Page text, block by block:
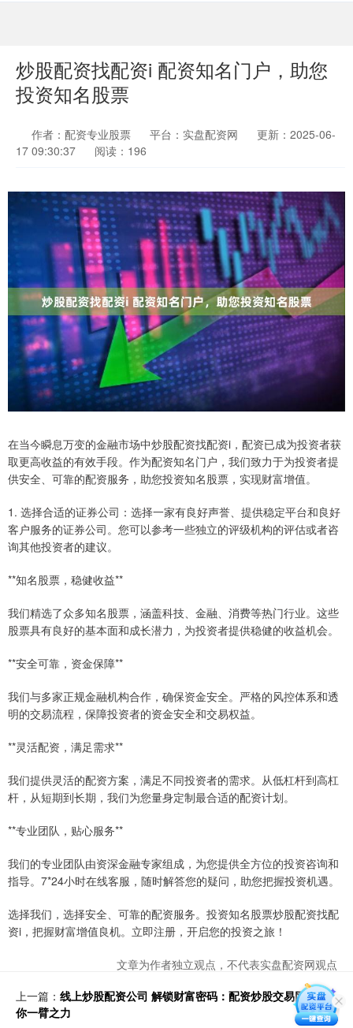
炒股配资找配资i 配资知名门户，助您
投资知名股票
作者：配资专业股票 平台：实盘配资网
更新：2025-06-
17 09:30:37
阅读：196
在当今瞬息万变的金融市场中炒股配资找配资i，配资已成为投资者获
取更高收益的有效手段。作为配资知名门户，我们致力于为投资者提
供安全、可靠的配资服务，助您投资知名股票，实现财富增值。
1. 选择合适的证券公司：选择一家有良好声誉、提供稳定平台和良好
客户服务的证券公司。您可以参考一些独立的评级机构的评估或者咨
询其他投资者的建议。
**知名股票，稳健收益**
我们精选了众多知名股票，涵盖科技、金融、消费等热门行业。这些
股票具有良好的基本面和成长潜力，为投资者提供稳健的收益机会。
**安全可靠，资金保障**
我们与多家正规金融机构合作，确保资金安全。严格的风控体系和透
明的交易流程，保障投资者的资金安全和交易权益。
**灵活配资，满足需求**
我们提供灵活的配资方案，满足不同投资者的需求。从低杠杆到高杠
杆，从短期到长期，我们为您量身定制最合适的配资计划。
**专业团队，贴心服务**
我们的专业团队由资深金融专家组成，为您提供全方位的投资咨询和
指导。7*24小时在线客服，随时解答您的疑问，助您把握投资机遇。
选择我们，选择安全、可靠的配资服务。投资知名股票炒股配资找配
资i，把握财富增值良机。立即注册，开启您的投资之旅！
文章为作者独立观点，不代表实盘配资网观点
上一篇： 线上炒股配资公司 解锁财富密码：配资炒股交易网站助
你一臂之力